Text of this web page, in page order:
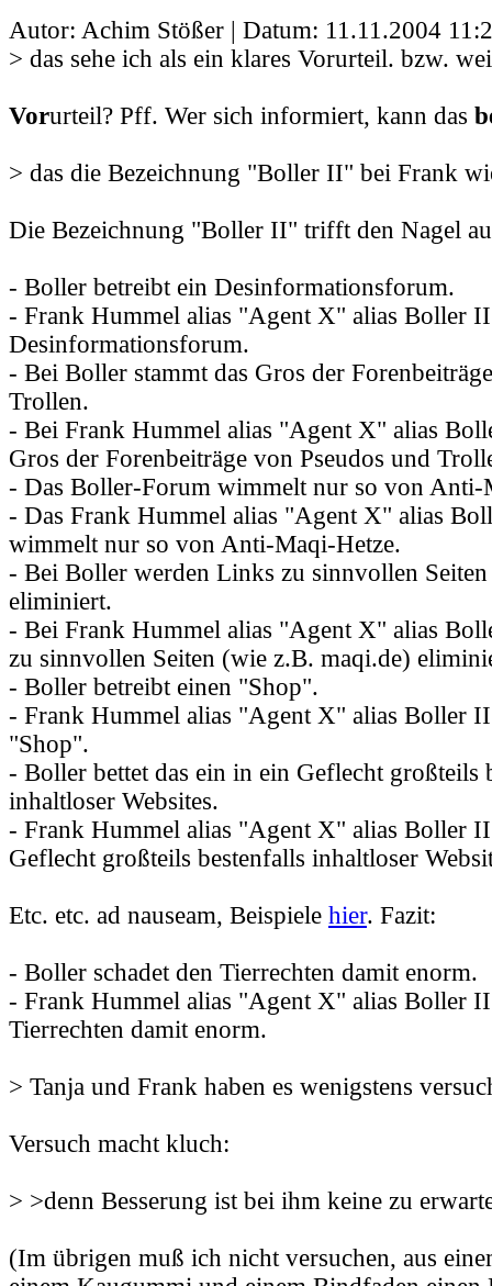
Autor: Achim Stößer | Datum: 11.11.2004
> das sehe ich als ein klares Vorurteil. bzw.
Vorurteil? Pff. Wer sich informiert, kann das
> das die Bezeichnung "Boller II" bei Frank
Die Bezeichnung "Boller II" trifft den Nagel
- Boller betreibt ein Desinformationsforum.
- Frank Hummel alias "Agent X" alias Boller
Desinformationsforum.
- Bei Boller stammt das Gros der
Trollen.
- Bei Frank Hummel alias "Agent X" alias
Gros der Forenbeiträge von Pseudos und
- Das Boller-Forum wimmelt nur so von Anti-
- Das Frank Hummel alias "Agent X" alias
wimmelt nur so von Anti-Maqi-Hetze.
- Bei Boller werden Links zu sinnvollen
eliminiert.
- Bei Frank Hummel alias "Agent X" alias
zu sinnvollen Seiten (wie z.B. maqi.de)
- Boller betreibt einen "Shop".
- Frank Hummel alias "Agent X" alias Boller
"Shop".
- Boller bettet das ein in ein Geflecht großteils
inhaltloser Websites.
- Frank Hummel alias "Agent X" alias Boller
Geflecht großteils bestenfalls inhaltloser
Etc. etc. ad nauseam, Beispiele hier. Fazit:
- Boller schadet den Tierrechten damit enorm.
- Frank Hummel alias "Agent X" alias Boller II
Tierrechten damit enorm.
> Tanja und Frank haben es wenigstens
Versuch macht kluch:
> >denn Besserung ist bei ihm keine zu
(Im übrigen muß ich nicht versuchen, aus